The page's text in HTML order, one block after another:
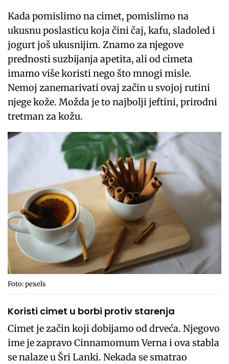
Kada pomislimo na cimet, pomislimo na
ukusnu poslasticu koja čini čaj, kafu, sladoled i
jogurt još ukusnijim. Znamo za njegove
prednosti suzbijanja apetita, ali od cimeta
imamo više koristi nego što mnogi misle.
Nemoj zanemarivati ovaj začin u svojoj rutini
njege kože. Možda je to najbolji jeftini, prirodni
tretman za kožu.
Foto: pexels
Koristi cimet u borbi protiv starenja
Cimet je začin koji dobijamo od drveća. Njegovo
ime je zapravo Cinnamomum Verna i ova stabla
se nalaze u Šri Lanki. Nekada se smatrao